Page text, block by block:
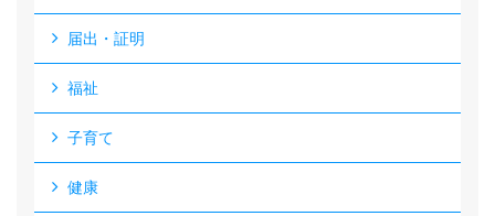
届出・証明
福祉
子育て
健康